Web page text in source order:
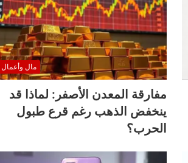
مال وأعمال
مفارقة المعدن الأصفر: لماذا قد
ينخفض الذهب رغم قرع طبول
الحرب؟